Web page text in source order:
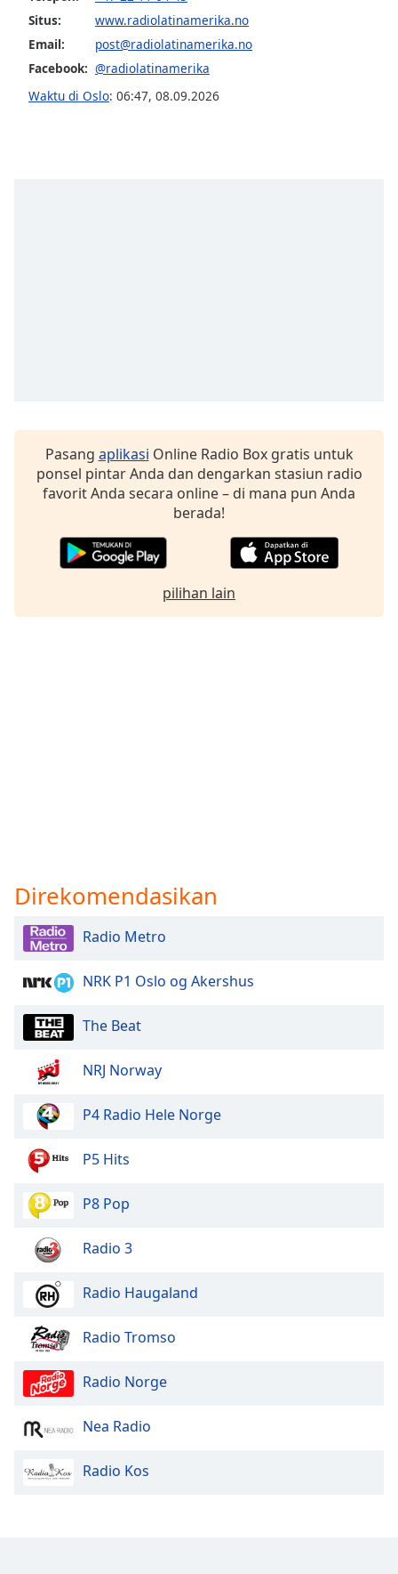
Font
Family
Reset
Situs:
www.radiolatinamerika.no
Email:
post@radiolatinamerika.no
Facebook: @radiolatinamerika
Waktu di Oslo: 06:47, 08.09.2026
Pasang aplikasi Online Radio Box gratis untuk
ponsel pintar Anda dan dengarkan stasiun radio
favorit Anda secara online – di mana pun Anda
berada!
pilihan lain
Direkomendasikan
Radio Metro
NRK P1 Oslo og Akershus
The Beat
NRJ Norway
P4 Radio Hele Norge
P5 Hits
P8 Pop
Radio 3
Radio Haugaland
Radio Tromso
Radio Norge
Nea Radio
Radio Kos